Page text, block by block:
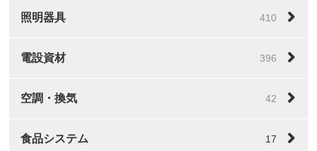
照明器具 410
電設資材 396
空調・換気 42
食品システム 17